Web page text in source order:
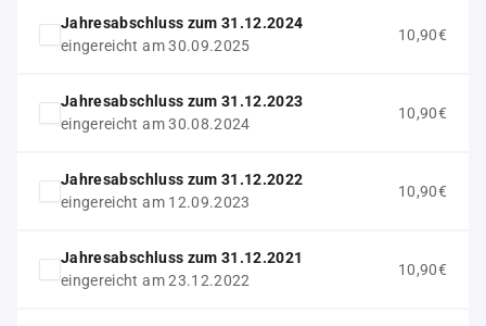
Jahresabschluss zum 31.12.2024
eingereicht am 30.09.2025
10,90€
Jahresabschluss zum 31.12.2023
eingereicht am 30.08.2024
10,90€
Jahresabschluss zum 31.12.2022
eingereicht am 12.09.2023
10,90€
Jahresabschluss zum 31.12.2021
eingereicht am 23.12.2022
10,90€